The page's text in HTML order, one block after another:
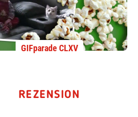
GIFparade CLXV
REZENSION